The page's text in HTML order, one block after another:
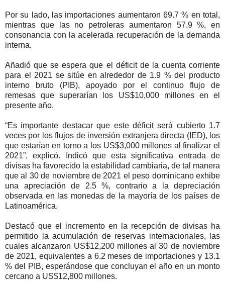
Por su lado, las importaciones aumentaron 69.7 % en total,
mientras que las no petroleras aumentaron 57.9 %, en
consonancia con la acelerada recuperación de la demanda
interna.
Añadió que se espera que el déficit de la cuenta corriente
para el 2021 se sitúe en alrededor de 1.9 % del producto
interno bruto (PIB), apoyado por el continuo flujo de
remesas que superarían los US$10,000 millones en el
presente año.
“Es importante destacar que este déficit será cubierto 1.7
veces por los flujos de inversión extranjera directa (IED), los
que estarían en torno a los US$3,000 millones al finalizar el
2021”, explicó. Indicó que esta significativa entrada de
divisas ha favorecido la estabilidad cambiaria, de tal manera
que al 30 de noviembre de 2021 el peso dominicano exhibe
una apreciación de 2.5 %, contrario a la depreciación
observada en las monedas de la mayoría de los países de
Latinoamérica.
Destacó que el incremento en la recepción de divisas ha
permitido la acumulación de reservas internacionales, las
cuales alcanzaron US$12,200 millones al 30 de noviembre
de 2021, equivalentes a 6.2 meses de importaciones y 13.1
% del PIB, esperándose que concluyan el año en un monto
cercano a US$12,800 millones.